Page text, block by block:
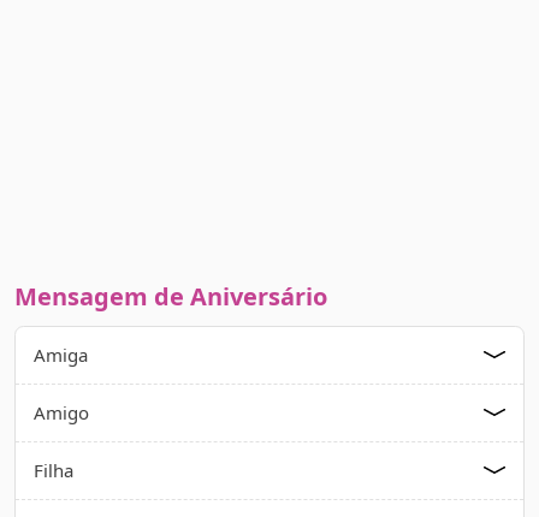
Mensagem de Aniversário
Amiga
Amigo
Filha